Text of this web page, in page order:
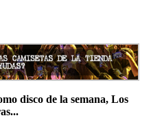
disco de la semana, Los